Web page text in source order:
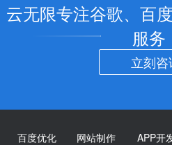
云无限专注谷歌、百
服务
立刻咨
百度优化 网站制作 APP开